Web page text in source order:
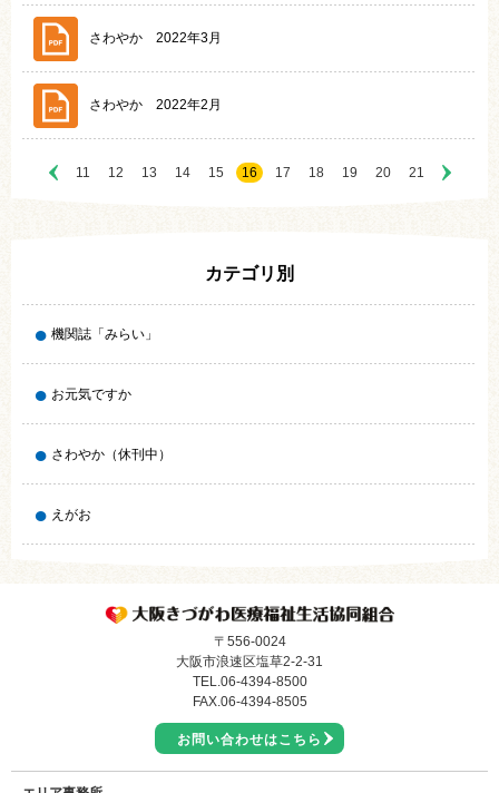
さわやか 2022年3月
さわやか 2022年2月
11 12 13 14 15 16 17 18 19 20 21
カテゴリ別
機関誌「みらい」
お元気ですか
さわやか（休刊中）
えがお
〒556-0024
大阪市浪速区塩草2-2-31
TEL.06-4394-8500
FAX.06-4394-8505
お問い合わせはこちら